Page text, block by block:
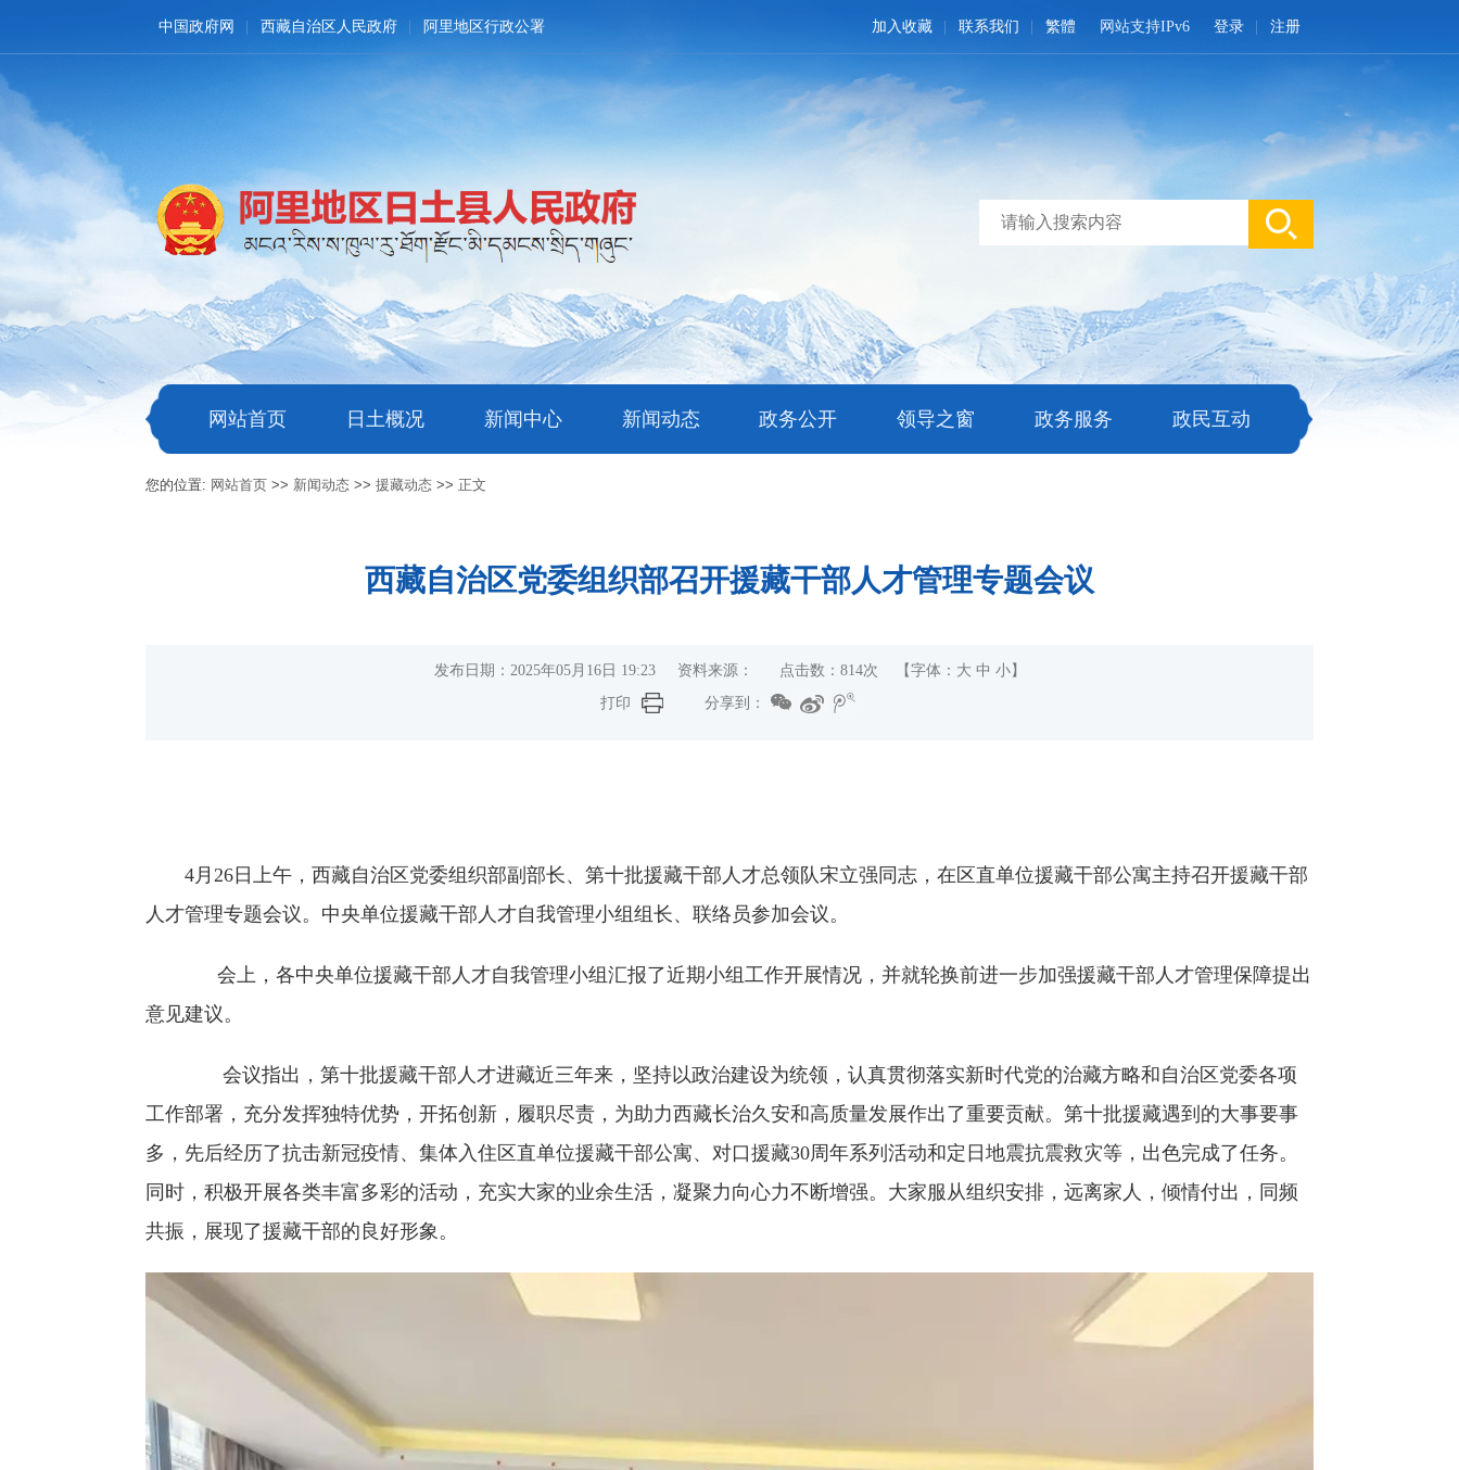
中国政府网 西藏自治区人民政府 阿里地区行政公署 登录 注册
网站支持IPv6
加入收藏 联系我们 繁體
网站首页 日土概况 新闻中心 新闻动态 政务公开 领导之窗 政务服务 政民互动
您的位置: 网站首页 >> 新闻动态 >>援藏动态 >>正文
西藏自治区党委组织部召开援藏干部人才管理专题会议
发布日期：2025年05月16日 19:23 资料来源： 点击数： 814次 【字体： 大 中 小】
打印
分享到：
4月26日上午，西藏自治区党委组织部副部长、第十批援藏干部人才总领队宋立强同志，在区直单位援藏干部公寓主持召开援藏干部
人才管理专题会议。中央单位援藏干部人才自我管理小组组长、联络员参加会议。
会上，各中央单位援藏干部人才自我管理小组汇报了近期小组工作开展情况，并就轮换前进一步加强援藏干部人才管理保障提出
意见建议。
会议指出，第十批援藏干部人才进藏近三年来，坚持以政治建设为统领，认真贯彻落实新时代党的治藏方略和自治区党委各项
工作部署，充分发挥独特优势，开拓创新，履职尽责，为助力西藏长治久安和高质量发展作出了重要贡献。第十批援藏遇到的大事要事
多，先后经历了抗击新冠疫情、集体入住区直单位援藏干部公寓、对口援藏30周年系列活动和定日地震抗震救灾等，出色完成了任务。
同时，积极开展各类丰富多彩的活动，充实大家的业余生活，凝聚力向心力不断增强。大家服从组织安排，远离家人，倾情付出，同频
共振，展现了援藏干部的良好形象。